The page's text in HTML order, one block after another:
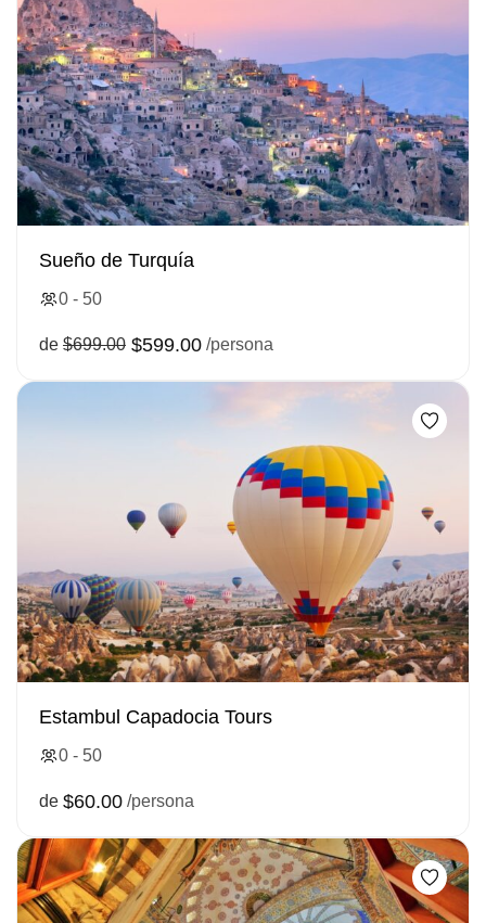
Sueño de Turquía
0 - 50
de $699.00 $599.00 /persona
Estambul Capadocia Tours
0 - 50
de $60.00 /persona